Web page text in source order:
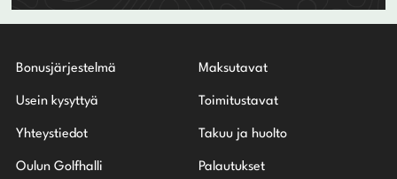
Bonusjärjestelmä
Usein kysyttyä
Yhteystiedot
Oulun Golfhalli
Maksutavat
Toimitustavat
Takuu ja huolto
Palautukset